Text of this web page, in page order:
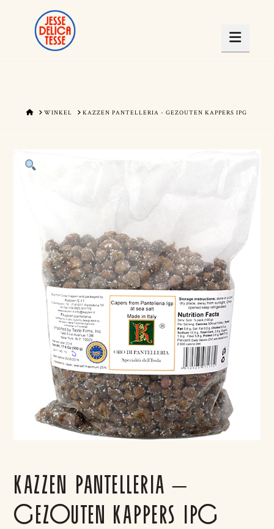
HOMEWINKEL KAZZEN PANTELLERIA - GEZOUTEN KAPPERS IPG
KAZZEN PANTELLERIA –
GEZOUTEN KAPPERS IPG